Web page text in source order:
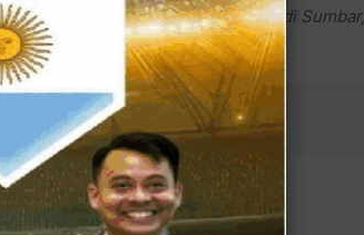
musibah banjir dan longsor di Sumbar,
, Ahad (30/11/2025).
Tenggelamkan Sumut